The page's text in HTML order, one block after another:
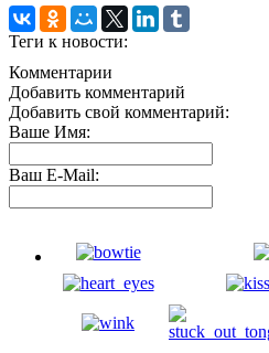
Теги к новости:
Комментарии
Добавить комментарий
Добавить свой комментарий:
Ваше Имя:
Ваш E-Mail: